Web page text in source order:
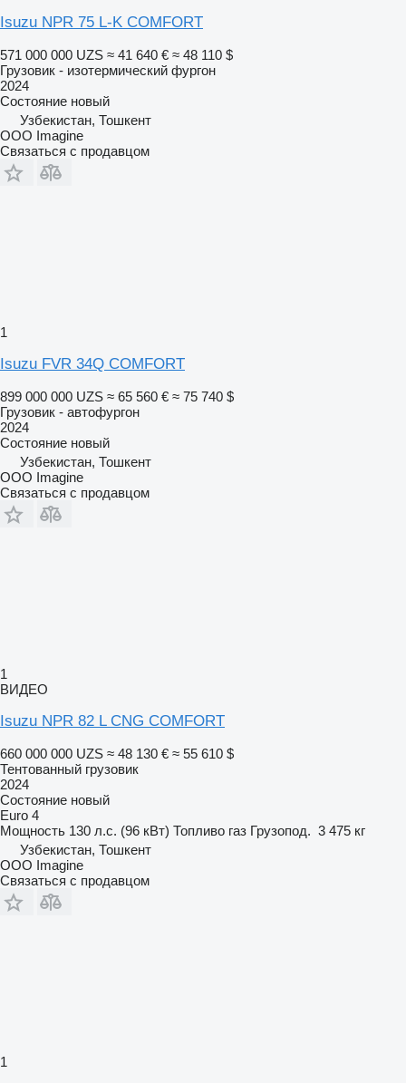
Isuzu NPR 75 L-K COMFORT
571 000 000 UZS ≈ 41 640 € ≈ 48 110 $
Грузовик - изотермический фургон
2024
Состояние новый
Узбекистан, Тошкент
OOO Imagine
Связаться с продавцом
1
Isuzu FVR 34Q COMFORT
899 000 000 UZS ≈ 65 560 € ≈ 75 740 $
Грузовик - автофургон
2024
Состояние новый
Узбекистан, Тошкент
OOO Imagine
Связаться с продавцом
1
ВИДЕО
Isuzu NPR 82 L CNG COMFORT
660 000 000 UZS ≈ 48 130 € ≈ 55 610 $
Тентованный грузовик
2024
Состояние новый
Euro 4
Мощность 130 л.с. (96 кВт) Топливо газ Грузопод. 3 475 кг
Узбекистан, Тошкент
OOO Imagine
Связаться с продавцом
1